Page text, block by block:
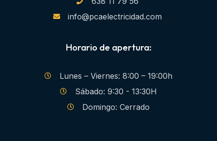
info@pcaelectricidad.com
Horario de apertura:
Lunes – Viernes: 8:00 – 19:00h
Sábado: 9:30 - 13:30H
Domingo: Cerrado